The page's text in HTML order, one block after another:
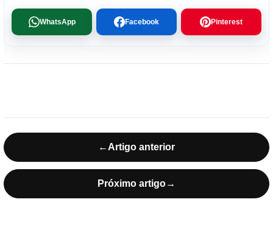
WhatsApp Facebook Pinterest
← Artigo anterior
Próximo artigo→